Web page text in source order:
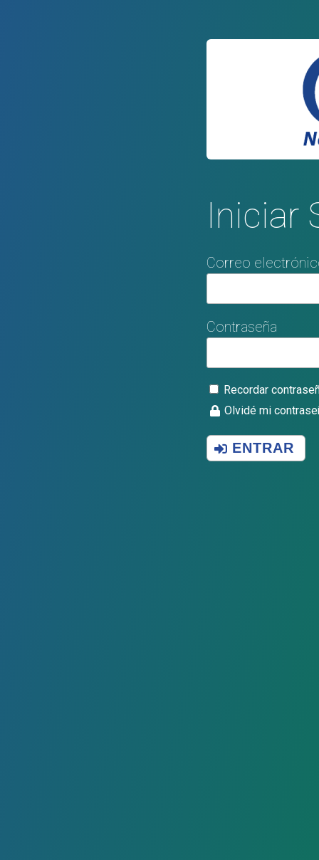
Iniciar
Correo
Contraseña
Recordar
Olvidé mi
ENTRAR